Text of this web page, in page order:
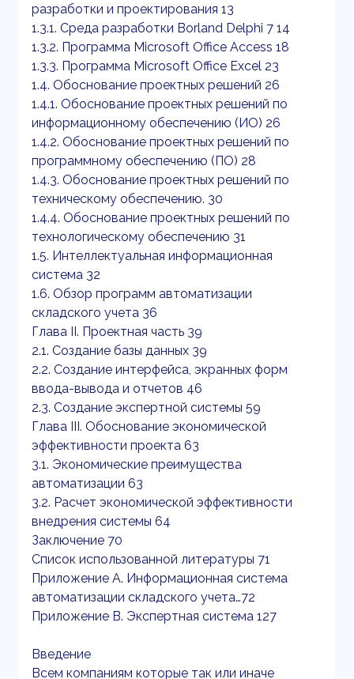
разработки и проектирования 13
1.3.1. Среда разработки Borland Delphi 7 14
1.3.2. Программа Microsoft Office Access 18
1.3.3. Программа Microsoft Office Excel 23
1.4. Обоснование проектных решений 26
1.4.1. Обоснование проектных решений по
информационному обеспечению (ИО) 26
1.4.2. Обоснование проектных решений по
программному обеспечению (ПО) 28
1.4.3. Обоснование проектных решений по
техническому обеспечению. 30
1.4.4. Обоснование проектных решений по
технологическому обеспечению 31
1.5. Интеллектуальная информационная
система 32
1.6. Обзор программ автоматизации
складского учета 36
Глава II. Проектная часть 39
2.1. Создание базы данных 39
2.2. Создание интерфейса, экранных форм
ввода-вывода и отчетов 46
2.3. Создание экспертной системы 59
Глава III. Обоснование экономической
эффективности проекта 63
3.1. Экономические преимущества
автоматизации 63
3.2. Расчет экономической эффективности
внедрения системы 64
Заключение 70
Список использованной литературы 71
Приложение A. Информационная система
автоматизации складского учета…72
Приложение B. Экспертная система 127
Введение
Всем компаниям которые так или иначе